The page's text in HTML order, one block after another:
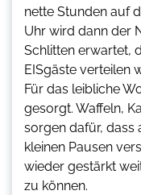
nette Stunden auf
Uhr wird dann der
Schlitten erwartet,
EISgäste verteilen
Für das leibliche
gesorgt. Waffeln,
sorgen dafür, dass
kleinen Pausen
wieder gestärkt
zu können.